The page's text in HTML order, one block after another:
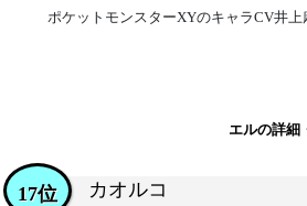
ポケットモンスターXYのキャラCV井上
エルの詳細
カオルコ
17位